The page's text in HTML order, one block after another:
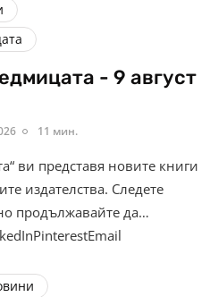
- 9 август
11 мин.
ви представя новите книги
издателства. Следете
продължавайте да…